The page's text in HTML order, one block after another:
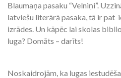
Blaumaņa pasaku “Velniņi”.
latviešu literārā pasaka, tā ir pat
izrādes. Un kāpēc lai skolas
luga? Domāts – darīts!
Noskaidrojām, ka lugas